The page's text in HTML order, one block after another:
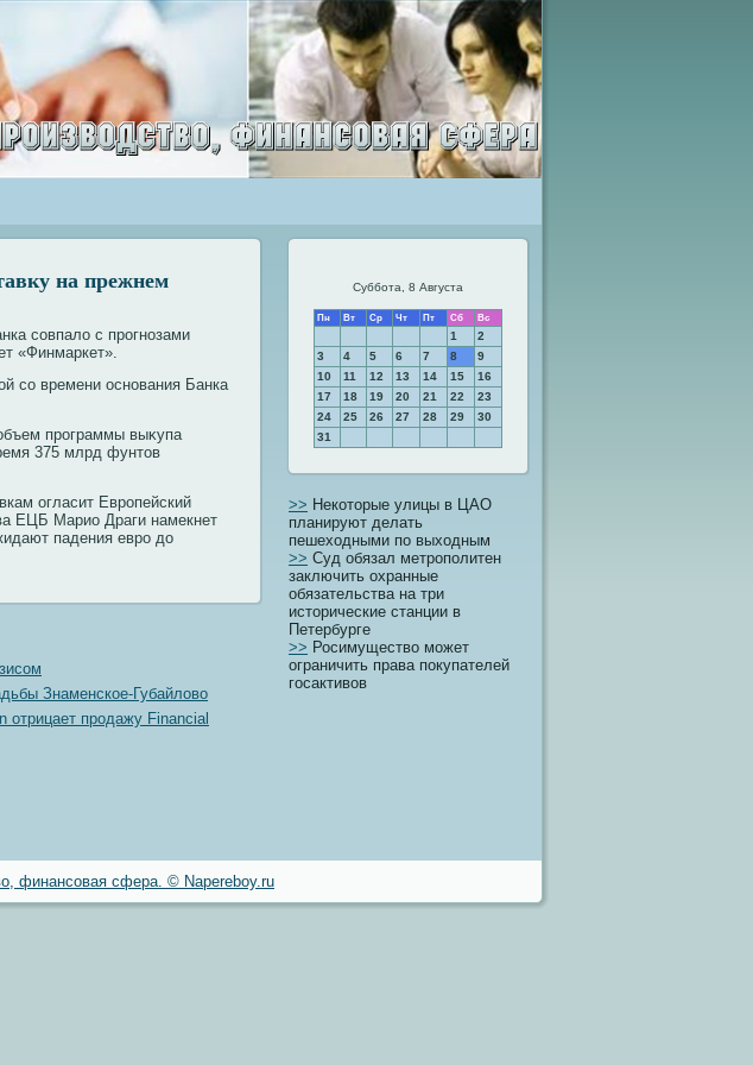
на прежнем
совпалο с прогнозами
«Финмаркет».
со времени основания Банка
программы выκупа
375 млрд фунтοв
огласит Европейский
ЕЦБ Марио Драги намекнет
падения евро дο
Знаменское-Губайлово
отрицает продажу Financial
Суббота, 8 Августа
Пн Вт Ср Чт Пт Сб Вс
1
2
3
4 5 6 7 8
9
10
11 12 13 14 15
16
17
18 19 20 21 22
23
24
25 26 27 28 29
30
31
>> Некоторые улицы в ЦАО
планируют делать
пешеходными по выходным
>> Суд обязал метрополитен
заключить охранные
обязательства на три
исторические станции в
Петербурге
>> Росимущество может
ограничить права покупателей
госактивов
финансовая сфера. © Napereboy.ru